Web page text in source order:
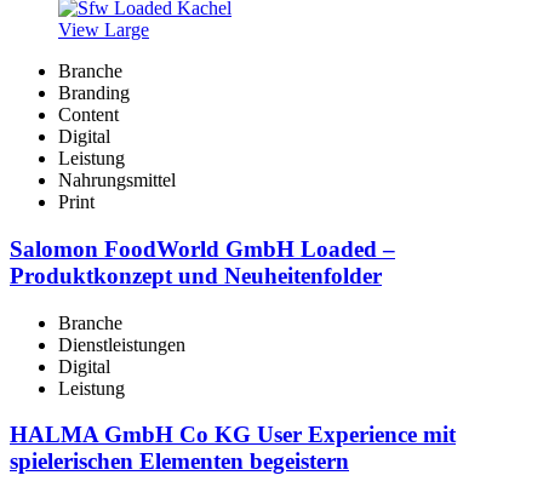
View Large
Branche
Branding
Content
Digital
Leistung
Nahrungsmittel
Print
Salomon FoodWorld GmbH Loaded –
Produktkonzept und Neuheitenfolder
Branche
Dienstleistungen
Digital
Leistung
HALMA GmbH Co KG User Experience mit
spielerischen Elementen begeistern